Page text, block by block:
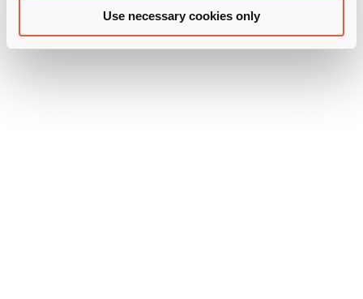
Use necessary cookies only